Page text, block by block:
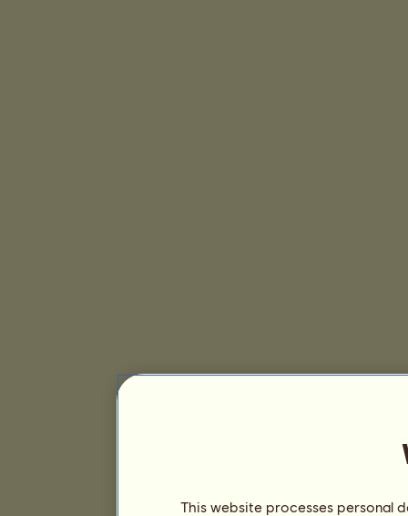
This website processes personal